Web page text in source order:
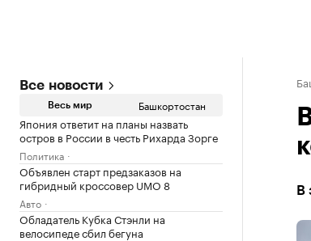
Все новости
Весь мир Башкортостан
Япония ответит на планы назвать
остров в России в честь Рихарда Зорге
Политика
Объявлен старт предзаказов на
гибридный кроссовер UMO 8
Авто
Обладатель Кубка Стэнли на
велосипеде сбил бегуна
В